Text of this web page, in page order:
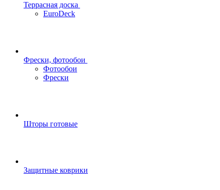
Террасная доска
EuroDeck
Фрески, фотообои
Фотообои
Фрески
Шторы готовые
Защитные коврики